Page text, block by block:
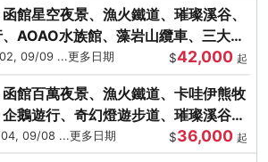
館星空夜景、漁火鐵道、璀璨溪谷、
AOAO水族館、藻岩山纜車、三大螃
09/09 ...更多日期 $42,000 起
館百萬夜景、漁火鐵道、卡哇伊熊牧
鵝遊行、奇幻燈遊步道、璀璨溪谷、
09/08 ...更多日期 $36,000 起